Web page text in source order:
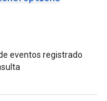
eventos registrado